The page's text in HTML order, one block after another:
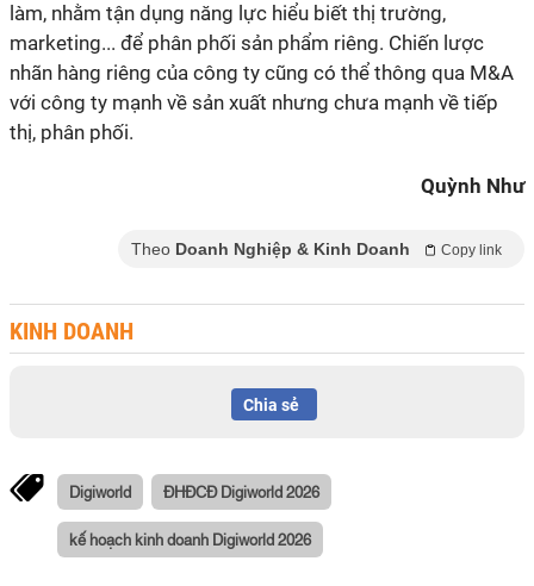
làm, nhằm tận dụng năng lực hiểu biết thị trường,
marketing... để phân phối sản phẩm riêng. Chiến lược
nhãn hàng riêng của công ty cũng có thể thông qua M&A
với công ty mạnh về sản xuất nhưng chưa mạnh về tiếp
thị, phân phối.
Quỳnh Như
Theo Doanh Nghiệp & Kinh Doanh Copy link
KINH DOANH
Chia sẻ
Digiworld ĐHĐCĐ Digiworld 2026
kế hoạch kinh doanh Digiworld 2026